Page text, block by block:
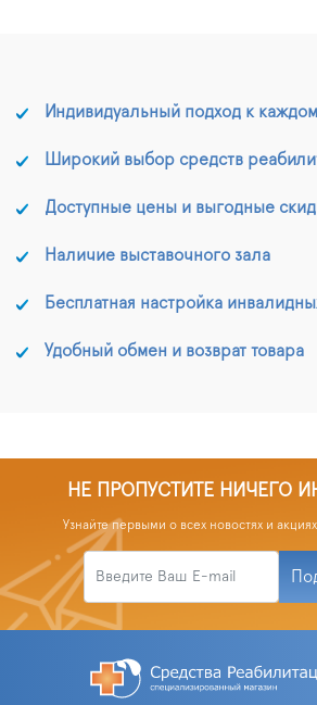
Индивидуальный подход к
Широкий выбор средств
Доступные цены и выгодные
Наличие выставочного зала
Бесплатная настройка
Удобный обмен и возврат товара
НЕ ПРОПУСТИТЕ НИЧЕГО
Узнайте первыми о всех новостях и